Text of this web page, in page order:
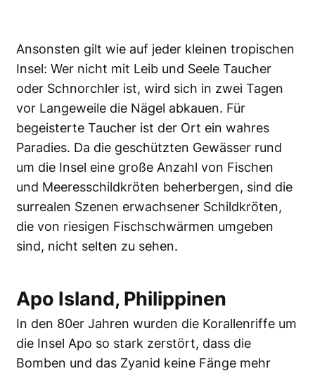
Ansonsten gilt wie auf jeder kleinen tropischen
Insel: Wer nicht mit Leib und Seele Taucher
oder Schnorchler ist, wird sich in zwei Tagen
vor Langeweile die Nägel abkauen. Für
begeisterte Taucher ist der Ort ein wahres
Paradies. Da die geschützten Gewässer rund
um die Insel eine große Anzahl von Fischen
und Meeresschildkröten beherbergen, sind die
surrealen Szenen erwachsener Schildkröten,
die von riesigen Fischschwärmen umgeben
sind, nicht selten zu sehen.
Apo Island, Philippinen
In den 80er Jahren wurden die Korallenriffe um
die Insel Apo so stark zerstört, dass die
Bomben und das Zyanid keine Fänge mehr